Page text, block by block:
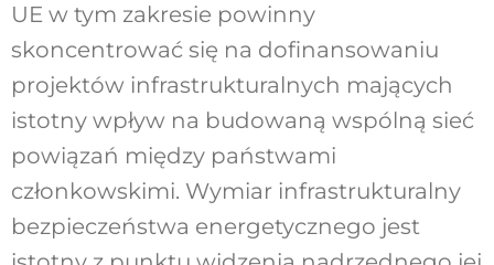
UE w tym zakresie powinny
skoncentrować się na dofinansowaniu
projektów infrastrukturalnych mających
istotny wpływ na budowaną wspólną sieć
powiązań między państwami
członkowskimi. Wymiar infrastrukturalny
bezpieczeństwa energetycznego jest